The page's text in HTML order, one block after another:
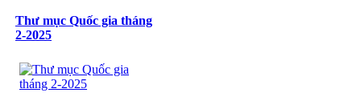
Thư mục Quốc gia tháng
2-2025